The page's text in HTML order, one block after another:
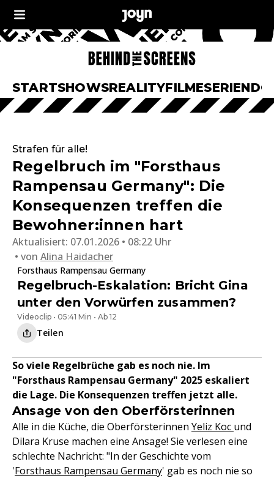
STARTSHOWSREALITYFILMESERIEN
Strafen für alle!
Regelbruch im "Forsthaus
Rampensau Germany": Die
Konsequenzen treffen die
Bewohner:innen hart
Aktualisiert: 07.01.2026 • 08:22 Uhr
von Alina Haidacher
Forsthaus Rampensau Germany
Regelbruch-Eskalation: Bricht Gina
unter den Vorwürfen zusammen?
Videoclip • 05:41 Min • Ab 12
Teilen
So viele Regelbrüche gab es noch nie. Im
"Forsthaus Rampensau Germany" 2025 eskaliert
die Lage. Die Konsequenzen treffen jetzt alle.
Ansage von den Oberförsterinnen
Alle in die Küche, die Oberförsterinnen Yeliz Koc und
Dilara Kruse machen eine Ansage! Sie verlesen eine
schlechte Nachricht: "In der Geschichte vom
'Forsthaus Rampensau Germany' gab es noch nie so